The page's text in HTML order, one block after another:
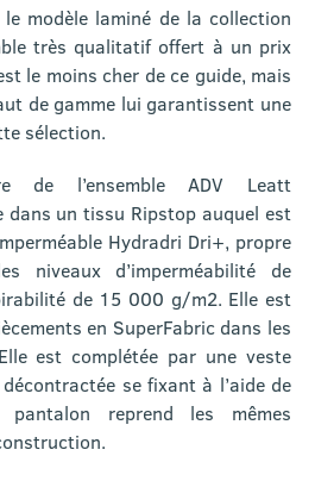
le modèle laminé de la collection
très qualitatif offert à un prix
le moins cher de ce guide, mais
de gamme lui garantissent une
sélection.
de l’ensemble ADV Leatt
dans un tissu Ripstop auquel est
Hydradri Dri+, propre
niveaux d’imperméabilité de
de 15 000 g/m2. Elle est
en SuperFabric dans les
est complétée par une veste
se fixant à l’aide de
pantalon reprend les mêmes